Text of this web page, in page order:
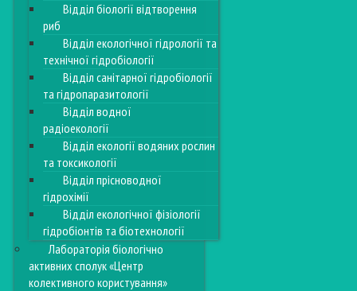
Відділ біології відтворення
риб
Відділ екологічної гідрології та
технічної гідробіології
Відділ санітарної гідробіології
та гідропаразитології
Відділ водної
радіоекології
Відділ екології водяних рослин
та токсикології
Відділ прісноводної
гідрохімії
Відділ екологічної фізіології
гідробіонтів та біотехнології
Лабораторія біологічно
активних сполук «Центр
колективного користування»